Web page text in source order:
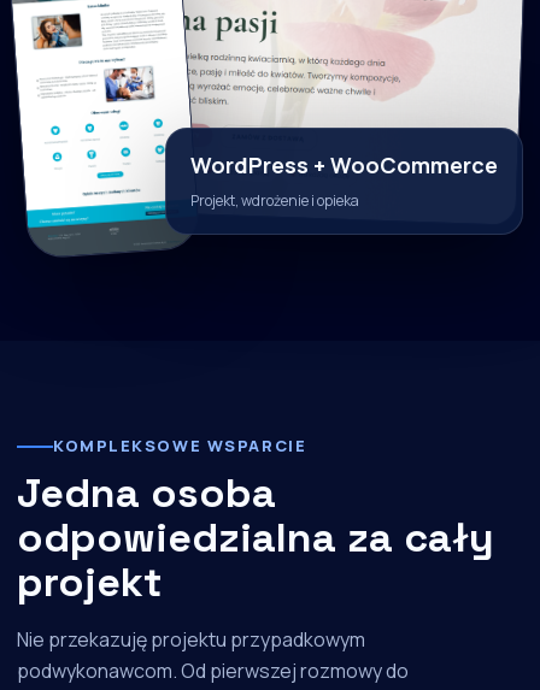
WordPress + WooCommerce
Projekt, wdrożenie i opieka
KOMPLEKSOWE WSPARCIE
Jedna osoba
odpowiedzialna za cały
projekt
Nie przekazuję projektu przypadkowym
podwykonawcom. Od pierwszej rozmowy do